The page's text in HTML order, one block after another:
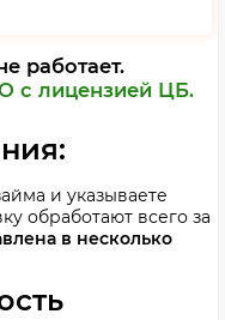
работает.
с лицензией ЦБ.
и указываете
обработают всего за
в несколько